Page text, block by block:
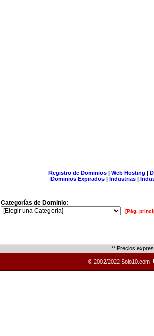
Registro de Dominios| Web Hosting |
Dominios Expirados | Industrias |
Categorías de Dominio:
[Pág.
** Precios
© 2002/2022 Solo10.com